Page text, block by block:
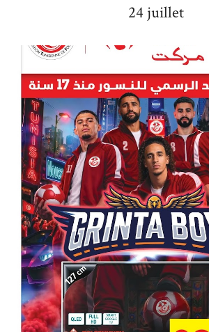
24 juillet